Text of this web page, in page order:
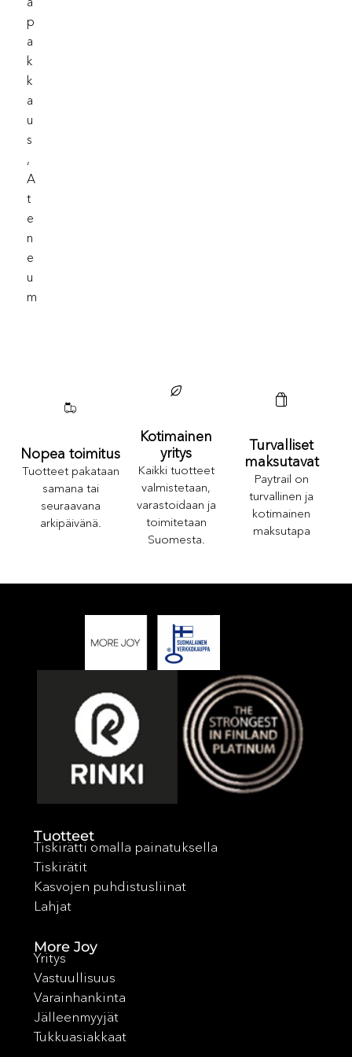
P
A
K
K
A
U
S
,
A
T
E
N
E
U
M
Nopea toimitus
Tuotteet pakataan
samana tai
seuraavana
arkipäivänä.
Kotimainen
yritys
Kaikki tuotteet
valmistetaan,
varastoidaan ja
toimitetaan
Suomesta.
Turvalliset
maksutavat
Paytrail on
turvallinen ja
kotimainen
maksutapa
Tuotteet
Tiskirätti omalla painatuksella
Tiskirätit
Kasvojen puhdistusliinat
Lahjat
More Joy
Yritys
Vastuullisuus
Varainhankinta
Jälleenmyyjät
Tukkuasiakkaat